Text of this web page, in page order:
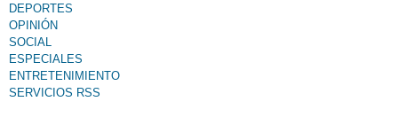
DEPORTES
OPINIÓN
SOCIAL
ESPECIALES
ENTRETENIMIENTO
SERVICIOS RSS